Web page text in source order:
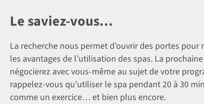
Le saviez-vous…
La recherche nous permet d’ouvrir des portes
les avantages de l’utilisation des spas. La
négocierez avec vous-même au sujet de votre
rappelez-vous qu’utiliser le spa pendant 20 à 30
comme un exercice… et bien plus encore.